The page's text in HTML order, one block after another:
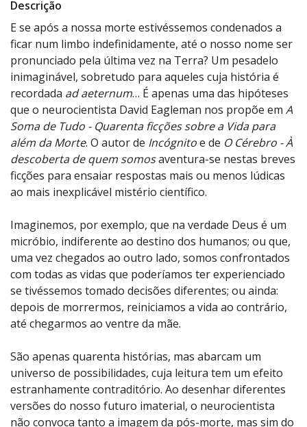
Descrição
E se após a nossa morte estivéssemos condenados a
ficar num limbo indefinidamente, até o nosso nome ser
pronunciado pela última vez na Terra? Um pesadelo
inimaginável, sobretudo para aqueles cuja história é
recordada ad aeternum… É apenas uma das hipóteses
que o neurocientista David Eagleman nos propõe em A
Soma de Tudo - Quarenta ficções sobre a Vida para
além da Morte. O autor de Incógnitoe de O Cérebro - À
descoberta de quem somosaventura-se nestas breves
ficções para ensaiar respostas mais ou menos lúdicas
ao mais inexplicável mistério científico.
Imaginemos, por exemplo, que na verdade Deus é um
micróbio, indiferente ao destino dos humanos; ou que,
uma vez chegados ao outro lado, somos confrontados
com todas as vidas que poderíamos ter experienciado
se tivéssemos tomado decisões diferentes; ou ainda:
depois de morrermos, reiniciamos a vida ao contrário,
até chegarmos ao ventre da mãe.
São apenas quarenta histórias, mas abarcam um
universo de possibilidades, cuja leitura tem um efeito
estranhamente contraditório. Ao desenhar diferentes
versões do nosso futuro imaterial, o neurocientista
não convoca tanto a imagem da pós-morte, mas sim do